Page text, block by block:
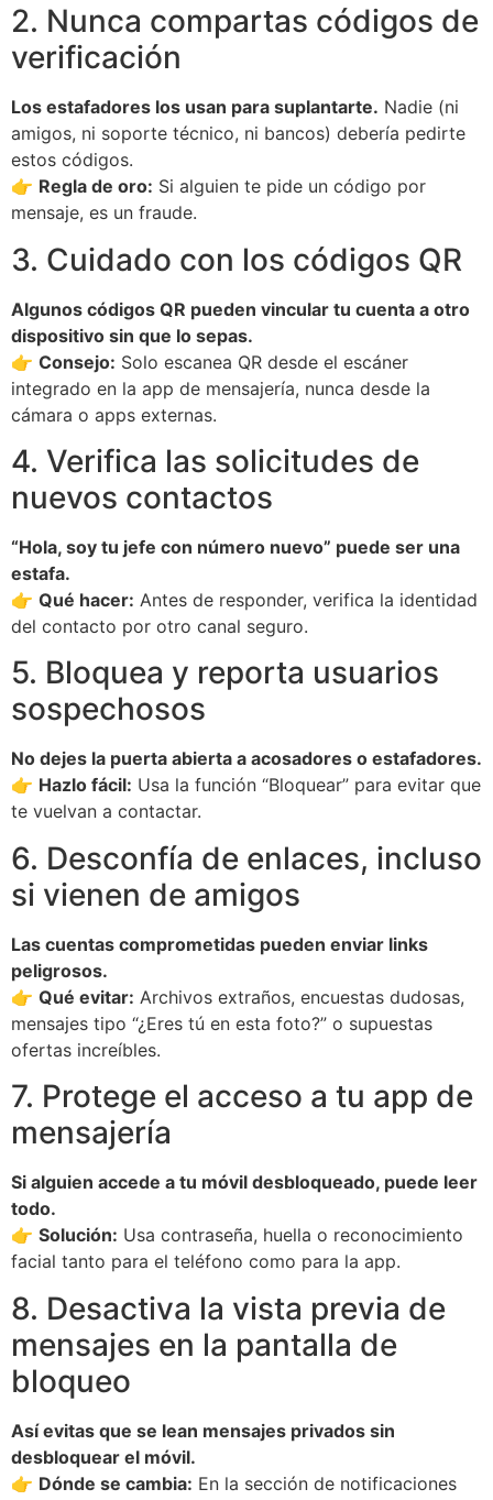
2. Nunca compartas códigos de
verificación
Los estafadores los usan para suplantarte. Nadie (ni
amigos, ni soporte técnico, ni bancos) debería pedirte
estos códigos.
👉 Regla de oro: Si alguien te pide un código por
mensaje, es un fraude.
3. Cuidado con los códigos QR
Algunos códigos QR pueden vincular tu cuenta a otro
dispositivo sin que lo sepas.
👉 Consejo: Solo escanea QR desde el escáner
integrado en la app de mensajería, nunca desde la
cámara o apps externas.
4. Verifica las solicitudes de
nuevos contactos
“Hola, soy tu jefe con número nuevo” puede ser una
estafa.
👉 Qué hacer: Antes de responder, verifica la identidad
del contacto por otro canal seguro.
5. Bloquea y reporta usuarios
sospechosos
No dejes la puerta abierta a acosadores o estafadores.
👉 Hazlo fácil: Usa la función “Bloquear” para evitar que
te vuelvan a contactar.
6. Desconfía de enlaces, incluso
si vienen de amigos
Las cuentas comprometidas pueden enviar links
peligrosos.
👉 Qué evitar: Archivos extraños, encuestas dudosas,
mensajes tipo “¿Eres tú en esta foto?” o supuestas
ofertas increíbles.
7. Protege el acceso a tu app de
mensajería
Si alguien accede a tu móvil desbloqueado, puede leer
todo.
👉 Solución: Usa contraseña, huella o reconocimiento
facial tanto para el teléfono como para la app.
8. Desactiva la vista previa de
mensajes en la pantalla de
bloqueo
Así evitas que se lean mensajes privados sin
desbloquear el móvil.
👉 Dónde se cambia: En la sección de notificaciones